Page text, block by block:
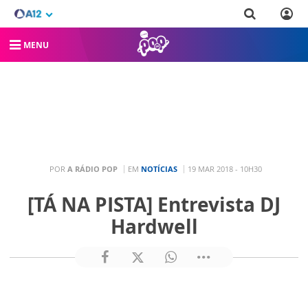
MENU
POR A RÁDIO POP EM NOTÍCIAS 19 MAR 2018 - 10H30
[TÁ NA PISTA] Entrevista DJ
Hardwell